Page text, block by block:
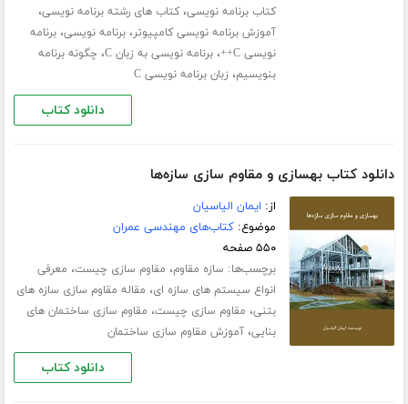
کتاب برنامه نویسی،کتاب های رشته برنامه نویسی،
آموزش برنامه نویسی کامپیوتر،برنامه نویسی،برنامه
نویسی C++
،برنامه نویسی به زبان C ، چگونه برنامه
بنویسیم، زبان برنامه نویسی C
دانلود کتاب
دانلود کتاب بهسازی و مقاوم سازی سازه‌ها
از: ایمان الیاسیان
موضوع:کتاب‌های مهندسی عمران
۵۵۰ صفحه
برچسب‌ها: سازه مقاوم، مقاوم سازی چیست، معرفی
انواع سیستم های سازه ای، مقاله مقاوم سازی سازه های
بتنی، مقاوم سازی چیست، مقاوم سازی ساختمان های
بنایی،آموزش مقاوم سازی ساختمان
دانلود کتاب